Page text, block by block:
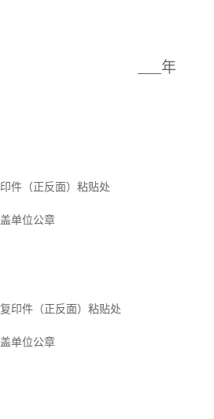
年
件（正反面） 粘贴处
单位公章
印件（正反面） 粘贴处
单位公章